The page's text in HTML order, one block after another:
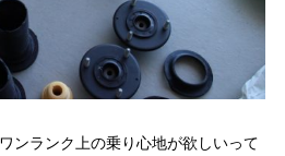
ンランク上の乗り心地が欲しいって